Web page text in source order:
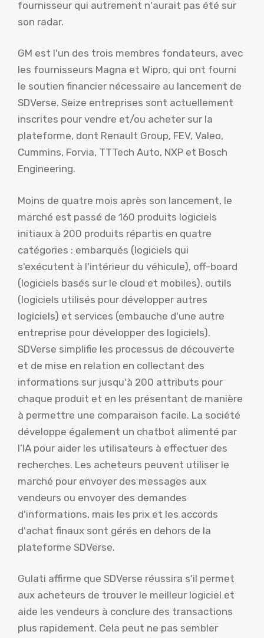
fournisseur qui autrement n'aurait pas été sur
son radar.
GM est l'un des trois membres fondateurs, avec
les fournisseurs Magna et Wipro, qui ont fourni
le soutien financier nécessaire au lancement de
SDVerse. Seize entreprises sont actuellement
inscrites pour vendre et/ou acheter sur la
plateforme, dont Renault Group, FEV, Valeo,
Cummins, Forvia, TTTech Auto, NXP et Bosch
Engineering.
Moins de quatre mois après son lancement, le
marché est passé de 160 produits logiciels
initiaux à 200 produits répartis en quatre
catégories : embarqués (logiciels qui
s'exécutent à l'intérieur du véhicule), off-board
(logiciels basés sur le cloud et mobiles), outils
(logiciels utilisés pour développer autres
logiciels) et services (embauche d'une autre
entreprise pour développer des logiciels).
SDVerse simplifie les processus de découverte
et de mise en relation en collectant des
informations sur jusqu'à 200 attributs pour
chaque produit et en les présentant de manière
à permettre une comparaison facile. La société
développe également un chatbot alimenté par
l’IA pour aider les utilisateurs à effectuer des
recherches. Les acheteurs peuvent utiliser le
marché pour envoyer des messages aux
vendeurs ou envoyer des demandes
d'informations, mais les prix et les accords
d'achat finaux sont gérés en dehors de la
plateforme SDVerse.
Gulati affirme que SDVerse réussira s'il permet
aux acheteurs de trouver le meilleur logiciel et
aide les vendeurs à conclure des transactions
plus rapidement. Cela peut ne pas sembler